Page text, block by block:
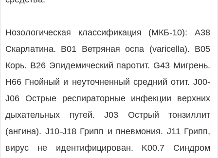
Нозологическая классификация (МКБ-10): A38
Скарлатина. B01 Ветряная оспа (varicella). B05
Корь. B26 Эпидемический паротит. G43 Мигрень.
H66 Гнойный и неуточненный средний отит. J00-
J06 Острые респираторные инфекции верхних
дыхательных путей. J03 Острый тонзиллит
(ангина). J10-J18 Грипп и пневмония. J11 Грипп,
вирус не идентифицирован. K00.7 Синдром